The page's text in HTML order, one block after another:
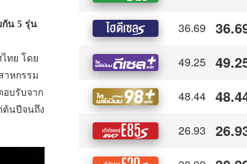
กัน 5 รุ่น
ทย โดย
าหกรรม
อบรับจาก
ต้นปีจนถึง